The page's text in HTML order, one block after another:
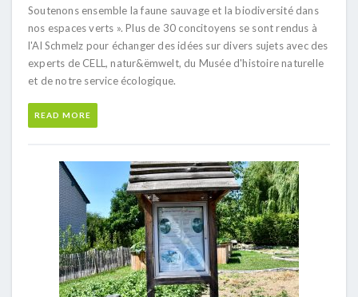
Soutenons ensemble la faune sauvage et la biodiversité dans
nos espaces verts ». Plus de 30 concitoyens se sont rendus à
l'Al Schmelz pour échanger des idées sur divers sujets avec des
experts de CELL, natur&ëmwelt, du Musée d'histoire naturelle
et de notre service écologique.
READ MORE